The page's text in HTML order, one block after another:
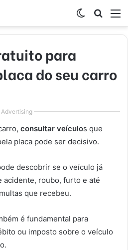
por
Switch
skin
para
do seu carro
Advertising
consultar veículos que
placa pode ser decisivo.
descobrir se o veículo já
acidente, roubo, furto e até
que recebeu.
é fundamental para
ou imposto sobre o veículo